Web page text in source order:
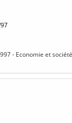
- Economie et